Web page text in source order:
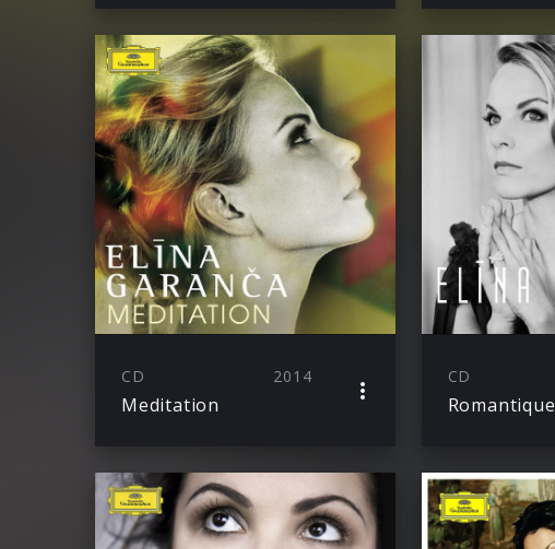
CD 2014
Meditation
CD
Romantique